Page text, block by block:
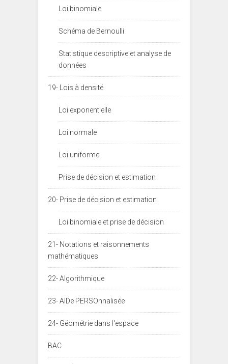
Loi binomiale
Schéma de Bernoulli
Statistique descriptive et analyse de
données
19- Lois à densité
Loi exponentielle
Loi normale
Loi uniforme
Prise de décision et estimation
20- Prise de décision et estimation
Loi binomiale et prise de décision
21- Notations et raisonnements
mathématiques
22- Algorithmique
23- AIDe PERSOnnalisée
24- Géométrie dans l'espace
BAC